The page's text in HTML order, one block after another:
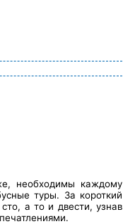
необходимы каждому
туры. За короткий
а то и двести, узнав